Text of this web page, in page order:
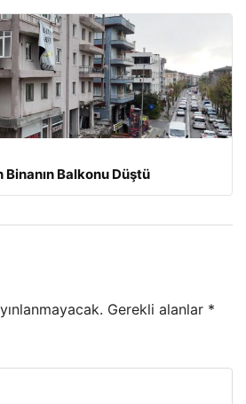
Binanın Balkonu Düştü
Gerekli alanlar *